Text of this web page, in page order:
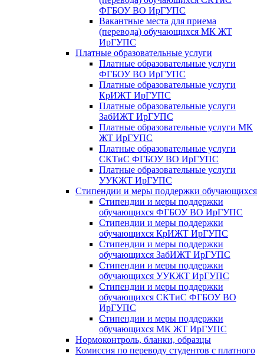
ФГБОУ ВО ИрГУПС
Вакантные места для приема
(перевода) обучающихся МК ЖТ
ИрГУПС
Платные образовательные услуги
Платные образовательные услуги
ФГБОУ ВО ИрГУПС
Платные образовательные услуги
КрИЖТ ИрГУПС
Платные образовательные услуги
ЗабИЖТ ИрГУПС
Платные образовательные услуги МК
ЖТ ИрГУПС
Платные образовательные услуги
СКТиС ФГБОУ ВО ИрГУПС
Платные образовательные услуги
УУКЖТ ИрГУПС
Стипендии и меры поддержки обучающихся
Стипендии и меры поддержки
обучающихся ФГБОУ ВО ИрГУПС
Стипендии и меры поддержки
обучающихся КрИЖТ ИрГУПС
Стипендии и меры поддержки
обучающихся ЗабИЖТ ИрГУПС
Стипендии и меры поддержки
обучающихся УУКЖТ ИрГУПС
Стипендии и меры поддержки
обучающихся СКТиС ФГБОУ ВО
ИрГУПС
Стипендии и меры поддержки
обучающихся МК ЖТ ИрГУПС
Нормоконтроль, бланки, образцы
Комиссия по переводу студентов с платного